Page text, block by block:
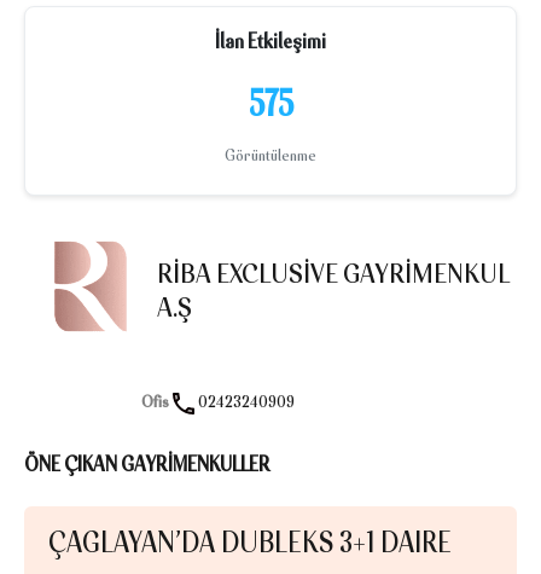
İlan Etkileşimi
575
Görüntülenme
RIBA EXCLUSIVE GAYRIMENKUL
A.Ş
Ofis 02423240909
ÖNE ÇIKAN GAYRİMENKULLER
ÇAĞLAYAN’DA DUBLEKS 3+1 DAIRE